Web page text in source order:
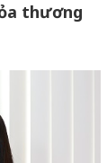
thương